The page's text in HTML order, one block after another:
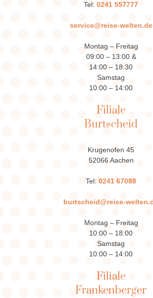
Tel: 0241 557777
service@reise-welten.de
Montag – Freitag
09:00 – 13:00 &
14:00 – 18:30
Samstag
10:00 – 14:00
Filiale
Burtscheid
Krugenofen 45
52066 Aachen
Tel: 0241 67088
burtscheid@reise-
Montag – Freitag
10:00 – 18:00
Samstag
10:00 – 14:00
Filiale
Frankenberger